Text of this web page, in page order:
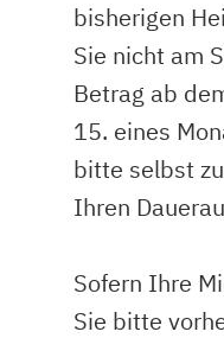
bisherigen
Sie nicht am
Betrag ab
15. eines
bitte selbst
Ihren
Sofern Ihre
Sie bitte